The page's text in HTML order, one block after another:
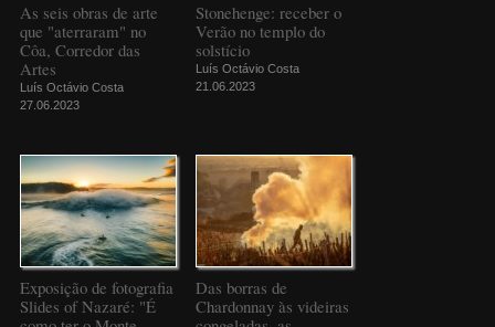
As seis obras de arte
que "aterraram" no
Côa, Corredor das
Artes
Luís Octávio Costa
27.06.2023
Stonehenge: receber o
Verão no templo do
solstício
Luís Octávio Costa
21.06.2023
Exposição de fotografia
Slides of Nazaré: "É
Das borras de
Chardonnay às videiras